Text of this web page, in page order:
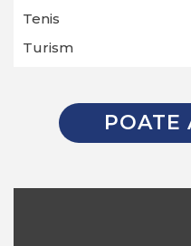
Tenis
Turism
POATE